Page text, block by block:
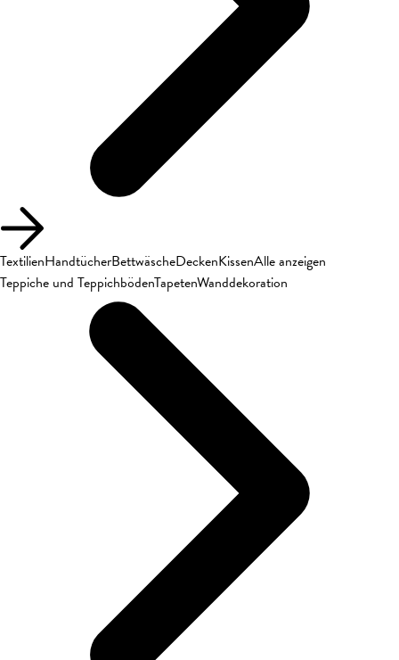
TextilienHandtücherBettwäscheDeckenKissenAlle anzeigen
Teppiche und TeppichbödenTapetenWanddekoration